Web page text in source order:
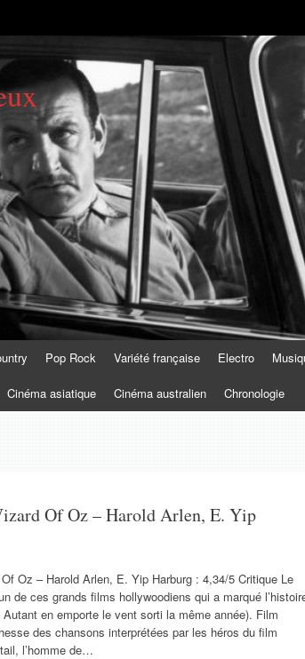
Pop Rock Variété française Electro
Cinéma asiatique Cinéma australien Chronologie
Of Oz – Harold Arlen, E. Yip
Oz – Harold Arlen, E. Yip Harburg : 4,34/5 Critique Le
de ces grands films hollywoodiens qui a marqué
en emporte le vent sorti la même année). Film
des chansons interprétées par les héros du film
l’homme de…